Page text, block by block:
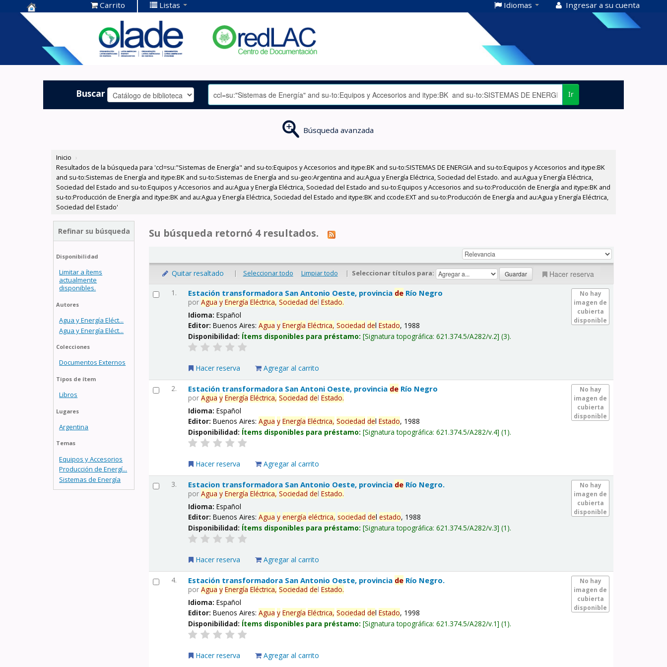
Centro de
Documentación
OLADE -
Carrito Listas Idiomas Ingresar a su cuenta
Buscar Ir
Búsqueda avanzada
Inicio ›
Resultados de la búsqueda para 'ccl=su:"Sistemas de Energía" and su-to:Equipos y Accesorios and itype:BK and su-to:SISTEMAS DE ENERGIA and su-to:Equipos y Accesorios and itype:BK
and su-to:Sistemas de Energía and itype:BK and su-to:Sistemas de Energía and su-geo:Argentina and au:Agua y Energía Eléctrica, Sociedad del Estado. and au:Agua y Energía Eléctrica,
Sociedad del Estado and su-to:Equipos y Accesorios and au:Agua y Energía Eléctrica, Sociedad del Estado and su-to:Equipos y Accesorios and su-to:Producción de Energía and itype:BK and
su-to:Producción de Energía and itype:BK and au:Agua y Energía Eléctrica, Sociedad del Estado and itype:BK and ccode:EXT and su-to:Producción de Energía and au:Agua y Energía Eléctrica,
Sociedad del Estado'
Refinar su búsqueda
Disponibilidad
Limitar a ítems
actualmente
disponibles.
Autores
Agua y Energía Eléct...
Agua y Energía Eléct...
Colecciones
Documentos Externos
Tipos de ítem
Libros
Lugares
Argentina
Temas
Equipos y Accesorios
Producción de Energí...
Sistemas de Energía
Su búsqueda retornó 4 resultados.
Quitar resaltado | Seleccionar todo Limpiar todo | Seleccionar títulos para: Hacer reserva
1.
No hay
imagen de
cubierta
disponible
Estación transformadora San Antonio Oeste, provincia de Río Negro
porAgua y Energía Eléctrica, Sociedad delEstado.
Idioma:Español
Editor:Buenos Aires:Agua y Energía Eléctrica, Sociedad delEstado, 1988
Disponibilidad: Ítems disponibles para préstamo: Signatura topográfica:621.374.5/A282/v.2 (3).
Hacer reserva Agregar al carrito
2.
No hay
imagen de
cubierta
disponible
Estación transformadora San Antoni Oeste, provincia de Río Negro
porAgua y Energía Eléctrica, Sociedad delEstado.
Idioma:Español
Editor:Buenos Aires:Agua y Energía Eléctrica, Sociedad delEstado, 1988
Disponibilidad: Ítems disponibles para préstamo: Signatura topográfica:621.374.5/A282/v.4 (1).
Hacer reserva Agregar al carrito
3.
No hay
imagen de
cubierta
disponible
Estacion transformadora San Antonio Oeste, provincia de Río Negro.
porAgua y Energía Eléctrica, Sociedad delEstado.
Idioma:Español
Editor:Buenos Aires:Agua y energía eléctrica, sociedad delestado, 1988
Disponibilidad: Ítems disponibles para préstamo: Signatura topográfica:621.374.5/A282/v.3 (1).
Hacer reserva Agregar al carrito
4.
No hay
imagen de
cubierta
disponible
Estación transformadora San Antonio Oeste, provincia de Río Negro.
porAgua y Energía Eléctrica, Sociedad delEstado.
Idioma:Español
Editor:Buenos Aires:Agua y Energía Eléctrica, Sociedad delEstado, 1998
Disponibilidad: Ítems disponibles para préstamo: Signatura topográfica:621.374.5/A282/v.1 (1).
Hacer reserva Agregar al carrito